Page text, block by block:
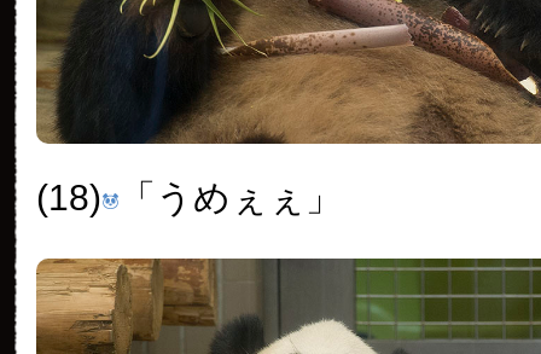
(18) 「うめぇぇ」